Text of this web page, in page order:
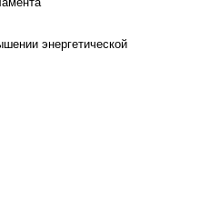
энергетической